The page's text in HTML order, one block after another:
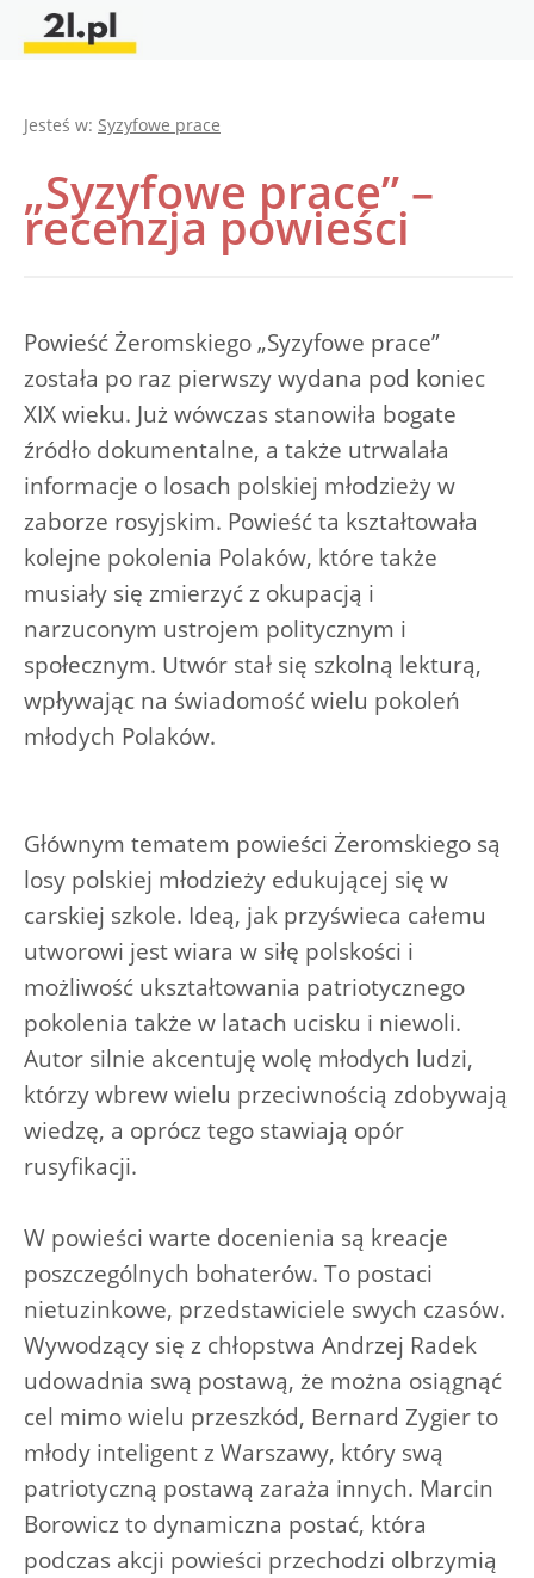
Jesteś w: Syzyfowe prace
„Syzyfowe prace” –
recenzja powieści
Powieść Żeromskiego „Syzyfowe prace”
została po raz pierwszy wydana pod koniec
XIX wieku. Już wówczas stanowiła bogate
źródło dokumentalne, a także utrwalała
informacje o losach polskiej młodzieży w
zaborze rosyjskim. Powieść ta kształtowała
kolejne pokolenia Polaków, które także
musiały się zmierzyć z okupacją i
narzuconym ustrojem politycznym i
społecznym. Utwór stał się szkolną lekturą,
wpływając na świadomość wielu pokoleń
młodych Polaków.
Głównym tematem powieści Żeromskiego są
losy polskiej młodzieży edukującej się w
carskiej szkole. Ideą, jak przyświeca całemu
utworowi jest wiara w siłę polskości i
możliwość ukształtowania patriotycznego
pokolenia także w latach ucisku i niewoli.
Autor silnie akcentuję wolę młodych ludzi,
którzy wbrew wielu przeciwnością zdobywają
wiedzę, a oprócz tego stawiają opór
rusyfikacji.
W powieści warte docenienia są kreacje
poszczególnych bohaterów. To postaci
nietuzinkowe, przedstawiciele swych czasów.
Wywodzący się z chłopstwa Andrzej Radek
udowadnia swą postawą, że można osiągnąć
cel mimo wielu przeszkód, Bernard Zygier to
młody inteligent z Warszawy, który swą
patriotyczną postawą zaraża innych. Marcin
Borowicz to dynamiczna postać, która
podczas akcji powieści przechodzi olbrzymią